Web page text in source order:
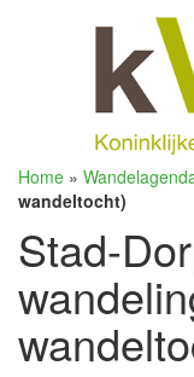
Home »
wandeltocht)
Stad-